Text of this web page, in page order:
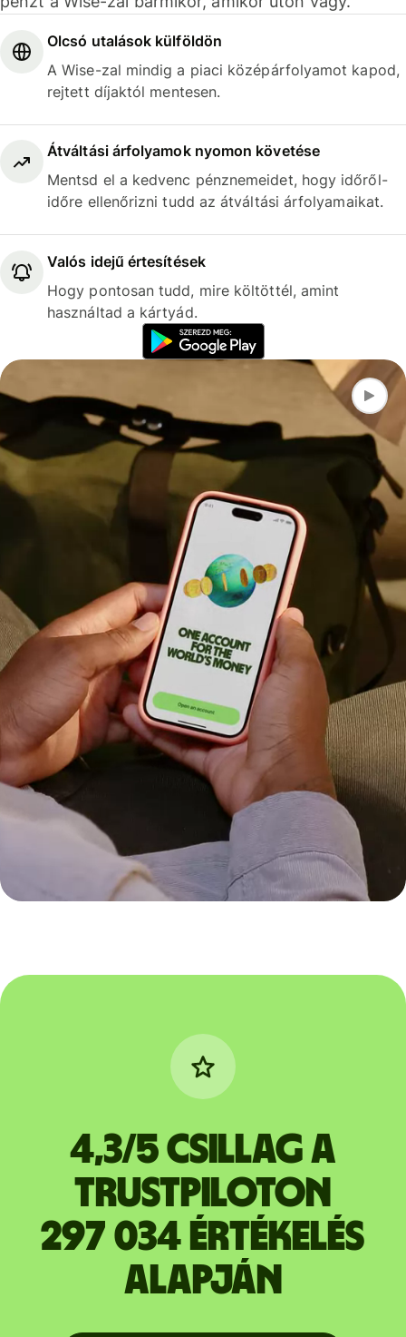
Olcsó utalások külföldön
A Wise-zal mindig a piaci középárfolyamot kapod,
rejtett díjaktól mentesen.
Átváltási árfolyamok nyomon követése
Mentsd el a kedvenc pénznemeidet, hogy időről-
időre ellenőrizni tudd az átváltási árfolyamaikat.
Valós idejű értesítések
Hogy pontosan tudd, mire költöttél, amint
használtad a kártyád.
4,3/5 csillag a
Trustpiloton
297 034 értékelés
alapján